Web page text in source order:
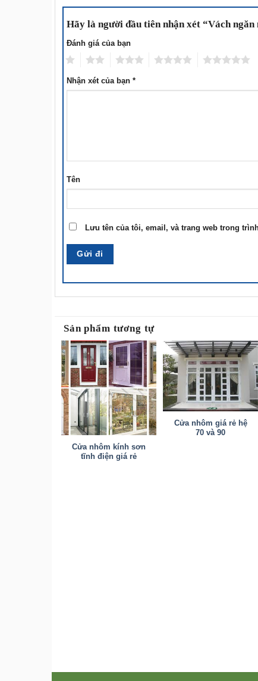
Hãy là người đầu tiên nhận xét “Vách
Đánh giá của bạn
Nhận xét của bạn *
Tên
Lưu tên của tôi, email, và trang web trong
Sản phẩm tương tự
Cửa nhôm kính sơn
tĩnh điện giá rẻ
Cửa nhôm giá rẻ hệ
70 và 90